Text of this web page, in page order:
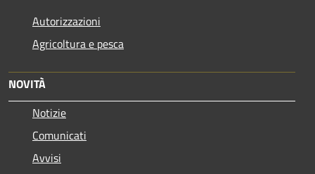
Autorizzazioni
Agricoltura e pesca
NOVITÀ
Notizie
Comunicati
Avvisi